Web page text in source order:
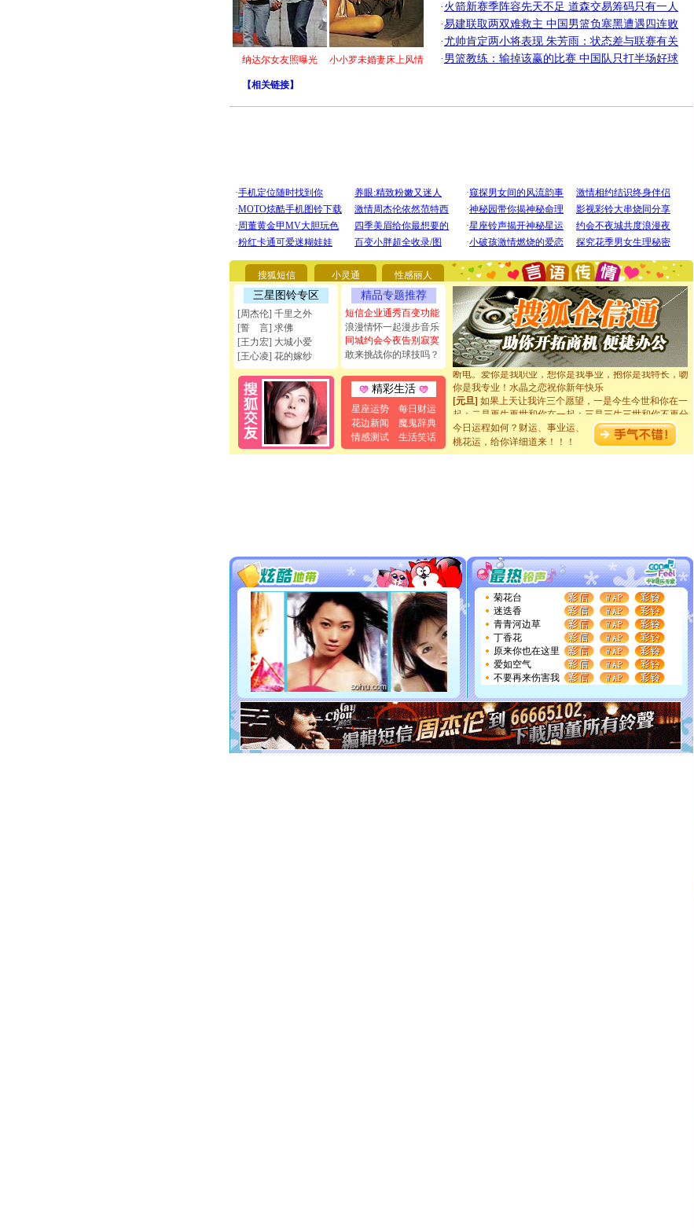
纳达尔女友照曝光 小小罗未婚妻床上风情
· 火箭新赛季阵容先天不足 道森交易筹码只有一人
·易建联取两双难救主 中国男篮负塞黑遭遇四连败
·尤帅肯定两小将表现 朱芳雨：状态差与联赛有关
· 男篮教练：输掉该赢的比赛 中国队只打半场好球
【相关链接】
搜狐短信 小灵通 性感丽人
三星图铃专区
[周杰伦] 千里之外
[誓 言] 求佛
[王力宏] 大城小爱
[王心凌] 花的嫁纱
精品专题推荐
短信企业通秀百变功能
浪漫情怀一起漫步音乐
同城约会今夜告别寂寞
敢来挑战你的球技吗？
精彩生活
星座运势
每日财运
花边新闻
魔鬼辞典
情感测试
生活笑话
[圣诞节]圣诞节到了，想想没什么送给你的，又不打算给
你太多，只有给你五千万：千万快乐！千万要健康！千万
要平安！千万要知足！千万不要忘记我！
[圣诞节]不只这样的日子才会想起你,而是这样的日子才
能正大光明地骚扰你,告诉你,圣诞要快乐!新年要快乐!天
天都要快乐噢!
[圣诞节]奉上一颗祝福的心,在这个特别的日子里,愿幸福,
如意,快乐,鲜花,一切美好的祝愿与你同在.圣诞快乐!
[元旦]看到你我会触电；看不到你我要充电；没有你我会
断电。爱你是我职业，想你是我事业，抱你是我特长，吻
你是我专业！水晶之恋祝你新年快乐
[元旦]如果上天让我许三个愿望，一是今生今世和你在一
起；二是再生再世和你在一起；三是三生三世和你不再分
离。水晶之恋祝你新年快乐
[元旦]当我狠下心扭头离去那一刻，你在我身后无助地哭
泣，这痛楚让我明白我多么爱你。我转身抱住你：这猪不
[圣诞节]圣诞节到了，想想没什么送给你的，又不打算给
你太多，只有给你五千万：千万快乐！千万要健康！千万
要平安！千万要知足！千万不要忘记我！
[圣诞节]不只这样的日子才会想起你,而是这样的日子才
能正大光明地骚扰你,告诉你,圣诞要快乐!新年要快乐!天
天都要快乐噢!
[圣诞节]奉上一颗祝福的心,在这个特别的日子里,愿幸福,
如意,快乐,鲜花,一切美好的祝愿与你同在.圣诞快乐!
[元旦]
看到你我会触电；看不到你我要充电；没有你我会
断电。爱你是我职业，想你是我事业，抱你是我特长，吻
你是我专业！水晶之恋祝你新年快乐
[元旦]如果上天让我许三个愿望，一是今生今世和你在一
起；二是再生再世和你在一起；三是三生三世和你不再分
离。水晶之恋祝你新年快乐
[元旦]当我狠下心扭头离去那一刻，你在我身后无助地哭
泣，这痛楚让我明白我多么爱你。我转身抱住你：这猪不
今日运程如何？财运、事业运、
桃花运，给你详细道来！！！
菊花台
迷迭香
青青河边草
丁香花
原来你也在这里
爱如空气
不要再来伤害我